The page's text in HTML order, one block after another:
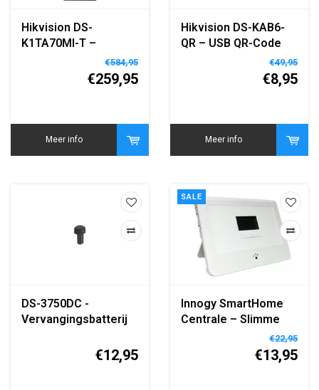
Hikvision DS-
K1TA70MI-T –
Gezichtsherkenningsterminal
Temperatuurmeting​
€584,95
€259,95
Meer info
Hikvision DS-KAB6-
QR – USB QR-Code
Lezer Module voor
Toegangscontrole
€49,95
€8,95
Meer info
DS-3750DC -
Vervangingsbatterij
Handheld Thermische
€12,95
SALE
Innogy SmartHome
Centrale – Slimme
Thuisautomatisering
met Complete Set
€22,95
€13,95